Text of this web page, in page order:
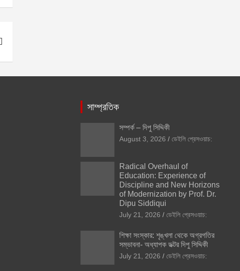
সাম্প্রতিক
সম্পর্ক – দিপু সিদ্দিকী
August 3, 2026 ডেইলি প্রেসওয়াচ:
Radical Overhaul of
Education: Experience of
Discipline and New Horizons
of Modernization by Prof. Dr.
Dipu Siddiqui
July 21, 2026 ডেইলি প্রেসওয়াচ:
শিক্ষা সংস্কার: শৃঙ্খলা থেকে অগ্রগতির
সম্ভাবনা- অধ্যাপক ডক্টর দিপু সিদ্দিকী
July 21, 2026 ডেইলি প্রেসওয়াচ: